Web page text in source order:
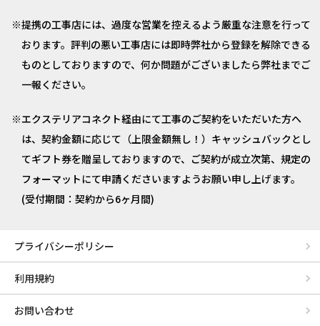
提携の工事店には、過度な営業を控えるよう厳重な注意を行って
おります。評判の悪い工事店には即時弊社から登録を解除できる
ものとしておりますので、何か問題がございましたら弊社までご
一報ください。
エクステリアコネクト経由にて工事のご契約をいただいた方へ
は、契約金額に応じて（上限金額無し！）キャッシュバックとし
てギフト券を贈呈しておりますので、ご契約が成立次第、規定の
フォーマットにて申請くださいますようお願い申し上げます。
(受付期間：契約から6ヶ月間)
プライバシーポリシー
利用規約
お問い合わせ